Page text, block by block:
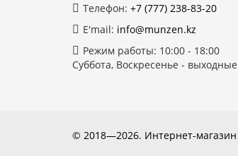
Телефон: +7 (777) 238-83-20
E'mail: info@munzen.kz
Режим работы: 10:00 - 18:00
Суббота, Воскресенье - выходные
© 2018—2026. Интернет-